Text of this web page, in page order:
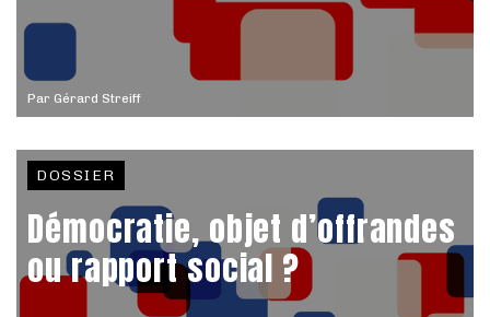
Par Gérard Streiff
DOSSIER
Démocratie, objet d’offrandes
ou rapport social ?